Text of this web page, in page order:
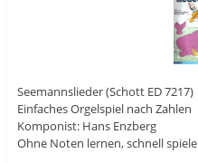
Seemannslieder (Schott ED 7217)
Einfaches Orgelspiel nach Zahlen
Komponist: Hans Enzberg
Ohne Noten lernen, schnell